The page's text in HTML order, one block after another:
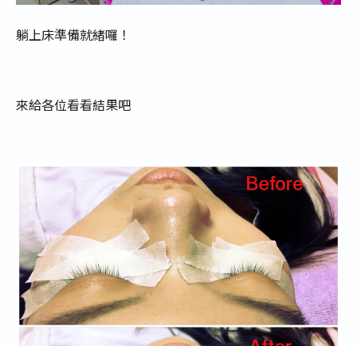
躺上床準備就緒囉！
來給各位看看結果吧